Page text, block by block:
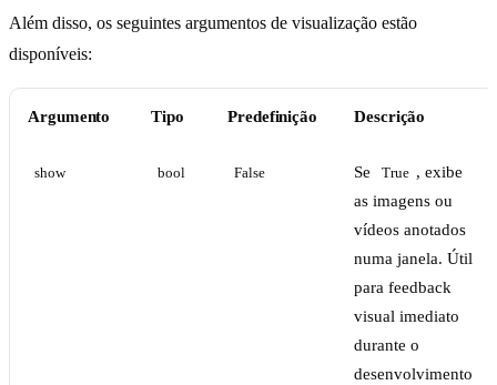
Além disso, os seguintes argumentos de visualização estão
disponíveis:
Argumento Tipo Predefinição Descrição
show bool False Se True , exibe
as imagens ou
vídeos anotados
numa janela. Útil
para feedback
visual imediato
durante o
desenvolvimento